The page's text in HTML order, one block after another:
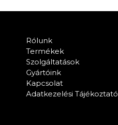
Rólunk
Termékek
Szolgáltatások
Gyártóink
Kapcsolat
Adatkezelési Tájékoztató